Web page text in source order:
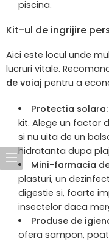
piscina.
Kit-ul de ingrijire
Aici este locul unde
lucruri vitale.
de voiaj pentru a
Protectia solara:
kit. Alege un factor
si nu uita de un
hidratanta dupa
Mini-farmacia
plasturi, un
digestie si, foarte
insectelor daca
Produse de
ofera sampon,